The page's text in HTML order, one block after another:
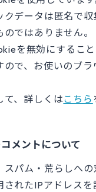
クデータは匿名で
ではありません。
を無効にするこ
ので、お使いのブ
て、詳しくはこちら
メントについて
スパム・荒らしへの
れたIPアドレスを